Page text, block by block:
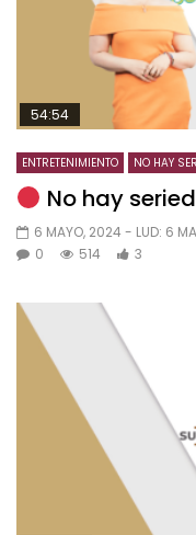
54:54
ENTRETENIMIENTO NO HAY
No hay
6 MAYO, 2024 - LUD: 6
0
514 3